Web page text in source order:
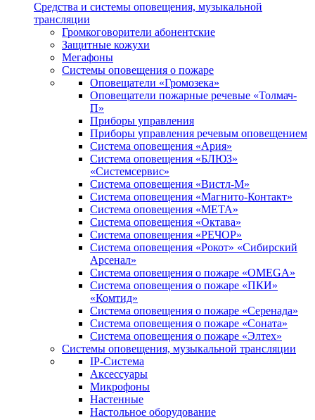
Средства и системы оповещения, музыкальной
трансляции
Громкоговорители абонентские
Защитные кожухи
Мегафоны
Системы оповещения о пожаре
Оповещатели «Громозека»
Оповещатели пожарные речевые «Толмач-
П»
Приборы управления
Приборы управления речевым оповещением
Система оповещения «Ария»
Система оповещения «БЛЮЗ»
«Системсервис»
Система оповещения «Вистл-М»
Система оповещения «Магнито-Контакт»
Система оповещения «МЕТА»
Система оповещения «Октава»
Система оповещения «РЕЧОР»
Система оповещения «Рокот» «Сибирский
Арсенал»
Система оповещения о пожаре «OMEGA»
Система оповещения о пожаре «ПКИ»
«Комтид»
Система оповещения о пожаре «Серенада»
Система оповещения о пожаре «Соната»
Система оповещения о пожаре «Элтех»
Системы оповещения, музыкальной трансляции
IP-Система
Аксессуары
Микрофоны
Настенные
Настольное оборудование